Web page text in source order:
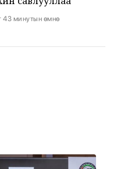
цуцалснаар
оруулж